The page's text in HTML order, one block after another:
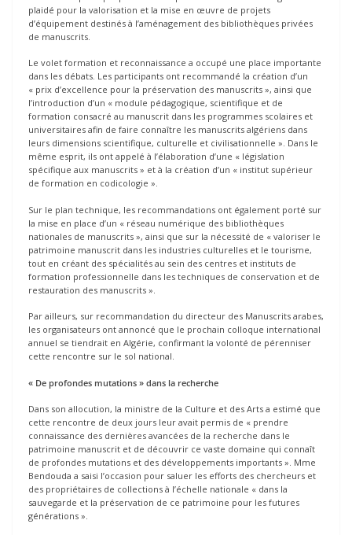
plaidé pour la valorisation et la mise en œuvre de projets
d’équipement destinés à l’aménagement des bibliothèques privées
de manuscrits.
Le volet formation et reconnaissance a occupé une place importante
dans les débats. Les participants ont recommandé la création d’un
« prix d’excellence pour la préservation des manuscrits », ainsi que
l’introduction d’un « module pédagogique, scientifique et de
formation consacré au manuscrit dans les programmes scolaires et
universitaires afin de faire connaître les manuscrits algériens dans
leurs dimensions scientifique, culturelle et civilisationnelle ». Dans le
même esprit, ils ont appelé à l’élaboration d’une « législation
spécifique aux manuscrits » et à la création d’un « institut supérieur
de formation en codicologie ».
Sur le plan technique, les recommandations ont également porté sur
la mise en place d’un « réseau numérique des bibliothèques
nationales de manuscrits », ainsi que sur la nécessité de « valoriser le
patrimoine manuscrit dans les industries culturelles et le tourisme,
tout en créant des spécialités au sein des centres et instituts de
formation professionnelle dans les techniques de conservation et de
restauration des manuscrits ».
Par ailleurs, sur recommandation du directeur des Manuscrits arabes,
les organisateurs ont annoncé que le prochain colloque international
annuel se tiendrait en Algérie, confirmant la volonté de pérenniser
cette rencontre sur le sol national.
« De profondes mutations » dans la recherche
Dans son allocution, la ministre de la Culture et des Arts a estimé que
cette rencontre de deux jours leur avait permis de « prendre
connaissance des dernières avancées de la recherche dans le
patrimoine manuscrit et de découvrir ce vaste domaine qui connaît
de profondes mutations et des développements importants ». Mme
Bendouda a saisi l’occasion pour saluer les efforts des chercheurs et
des propriétaires de collections à l’échelle nationale « dans la
sauvegarde et la préservation de ce patrimoine pour les futures
générations ».